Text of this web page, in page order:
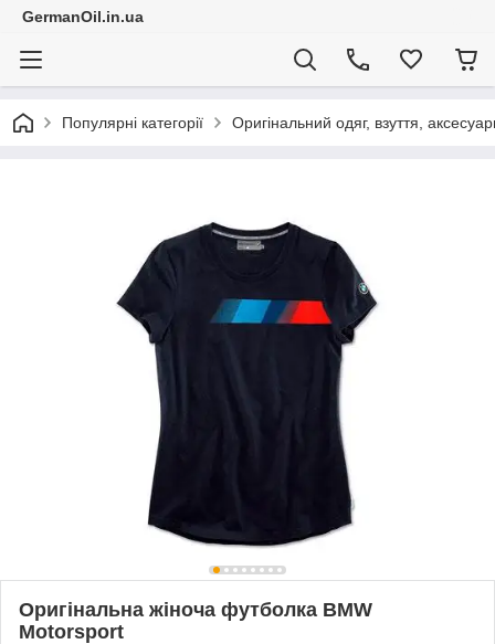
GermanOil.in.ua
Популярні категорії Оригінальний одяг, взуття,
Оригінальна жіноча футболка BMW
Motorsport